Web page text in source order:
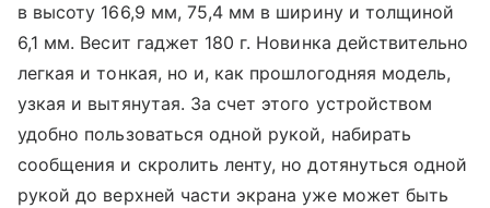
в высоту 166,9 мм, 75,4 мм в ширину и толщиной
6,1 мм. Весит гаджет 180 г. Новинка действительно
легкая и тонкая, но и, как прошлогодняя модель,
узкая и вытянутая. За счет этого устройством
удобно пользоваться одной рукой, набирать
сообщения и скролить ленту, но дотянуться одной
рукой до верхней части экрана уже может быть